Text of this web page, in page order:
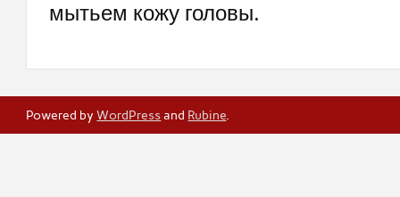
мытьем кожу головы.
Powered byWordPressand Rubine